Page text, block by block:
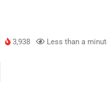
3,938 Less than a